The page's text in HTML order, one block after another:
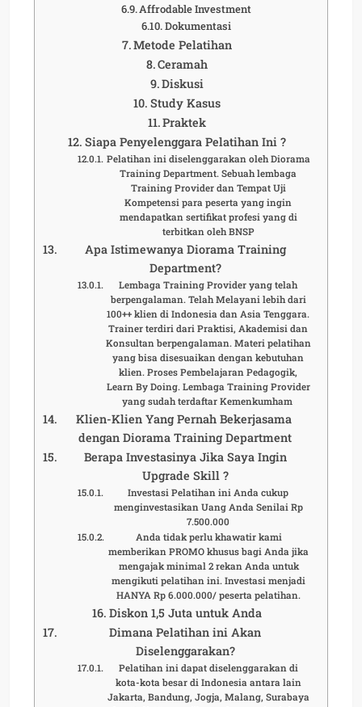
Affrodable Investment
Dokumentasi
Metode Pelatihan
Ceramah
Diskusi
Study Kasus
Praktek
Siapa Penyelenggara Pelatihan Ini ?
Pelatihan ini diselenggarakan oleh Diorama
Training Department. Sebuah lembaga
Training Provider dan Tempat Uji
Kompetensi para peserta yang ingin
mendapatkan sertifikat profesi yang di
terbitkan oleh BNSP
Apa Istimewanya Diorama Training
Department?
Lembaga Training Provider yang telah
berpengalaman. Telah Melayani lebih dari
100++ klien di Indonesia dan Asia Tenggara.
Trainer terdiri dari Praktisi, Akademisi dan
Konsultan berpengalaman. Materi pelatihan
yang bisa disesuaikan dengan kebutuhan
klien. Proses Pembelajaran Pedagogik,
Learn By Doing. Lembaga Training Provider
yang sudah terdaftar Kemenkumham
Klien-Klien Yang Pernah Bekerjasama
dengan Diorama Training Department
Berapa Investasinya Jika Saya Ingin
Upgrade Skill ?
Investasi Pelatihan ini Anda cukup
menginvestasikan Uang Anda Senilai Rp
7.500.000
Anda tidak perlu khawatir kami
memberikan PROMO khusus bagi Anda jika
mengajak minimal 2 rekan Anda untuk
mengikuti pelatihan ini. Investasi menjadi
HANYA Rp 6.000.000/ peserta pelatihan.
Diskon 1,5 Juta untuk Anda
Dimana Pelatihan ini Akan
Diselenggarakan?
Pelatihan ini dapat diselenggarakan di
kota-kota besar di Indonesia antara lain
Jakarta, Bandung, Jogja, Malang, Surabaya